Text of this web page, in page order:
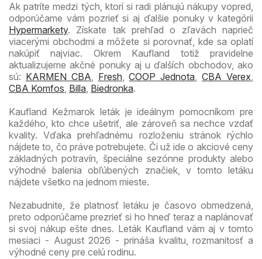
Ak patríte medzi tých, ktorí si radi plánujú nákupy vopred,
odporúčame vám pozrieť si aj ďalšie ponuky v kategórii
Hypermarkety. Získate tak prehľad o zľavách naprieč
viacerými obchodmi a môžete si porovnať, kde sa oplatí
nakúpiť najviac. Okrem Kaufland totiž pravidelne
aktualizujeme akčné ponuky aj u ďalších obchodov, ako
sú: KARMEN CBA, Fresh,COOP Jednota,CBA Verex,
CBA Komfos, Billa, Biedronka.
Kaufland Kežmarok leták je ideálnym pomocníkom pre
každého, kto chce ušetriť, ale zároveň sa nechce vzdať
kvality. Vďaka prehľadnému rozloženiu stránok rýchlo
nájdete to, čo práve potrebujete. Či už ide o akciové ceny
základných potravín, špeciálne sezónne produkty alebo
výhodné balenia obľúbených značiek, v tomto letáku
nájdete všetko na jednom mieste.
Nezabudnite, že platnosť letáku je časovo obmedzená,
preto odporúčame prezrieť si ho hneď teraz a naplánovať
si svoj nákup ešte dnes. Leták Kaufland vám aj v tomto
mesiaci - August 2026 - prináša kvalitu, rozmanitosť a
výhodné ceny pre celú rodinu.